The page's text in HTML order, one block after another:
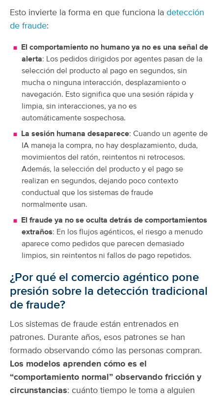
Esto invierte la forma en que funciona la detección
de fraude:
El comportamiento no humano ya no es una señal de
alerta: Los pedidos dirigidos por agentes pasan de la
selección del producto al pago en segundos, sin
mucha o ninguna interacción, desplazamiento o
navegación. Esto significa que una sesión rápida y
limpia, sin interacciones, ya no es
automáticamente sospechosa.
La sesión humana desaparece: Cuando un agente de
IA maneja la compra, no hay desplazamiento, duda,
movimientos del ratón, reintentos ni retrocesos.
Además, la selección del producto y el pago se
realizan en segundos, dejando poco contexto
conductual que los sistemas de fraude
normalmente usan.
El fraude ya no se oculta detrás de comportamientos
extraños: En los flujos agénticos, el riesgo a menudo
aparece como pedidos que parecen demasiado
limpios, sin reintentos ni fallos de pago repetidos.
¿Por qué el comercio agéntico pone
presión sobre la detección tradicional
de fraude?
Los sistemas de fraude están entrenados en
patrones. Durante años, esos patrones se han
formado observando cómo las personas compran.
Los modelos aprenden cómo es el
“comportamiento normal” observando fricción y
circunstancias: cuánto tiempo le toma a alguien